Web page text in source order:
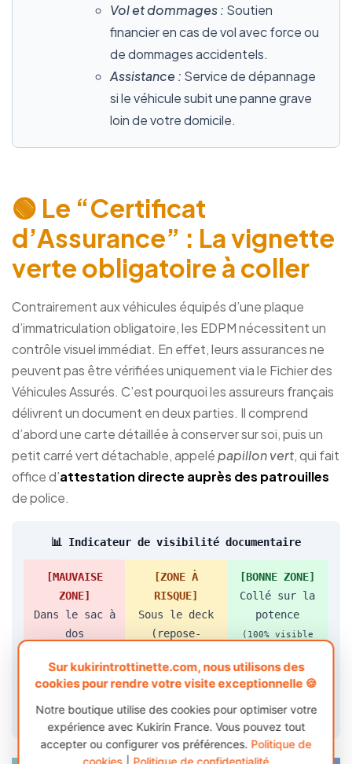
Vol et dommages : Soutien
financier en cas de vol avec force ou
de dommages accidentels.
Assistance : Service de dépannage
si le véhicule subit une panne grave
loin de votre domicile.
🟢 Le “Certificat
d’Assurance” : La vignette
verte obligatoire à coller
Contrairement aux véhicules équipés d’une plaque
d’immatriculation obligatoire, les EDPM nécessitent un
contrôle visuel immédiat. En effet, leurs assurances ne
peuvent pas être vérifiées uniquement via le Fichier des
Véhicules Assurés. C’est pourquoi les assureurs français
délivrent un document en deux parties. Il comprend
d’abord une carte détaillée à conserver sur soi, puis un
petit carré vert détachable, appelépapillon vert, qui fait
office d’attestation directe auprès des patrouilles
de police.
📊 Indicateur de visibilité documentaire
[MAUVAISE
ZONE]
Dans le sac à
dos
pour non-
visibilité)
[ZONE À
RISQUE]
Sous le deck
(repose-
(Sujet à
l’usure et aux
déchirures)
[BONNE ZONE]
Collé sur la
potence
(100% visible
Sur kukirintrottinette.com, nous utilisons des
cookies pour rendre votre visite exceptionnelle 🍪
Notre boutique utilise des cookies pour optimiser votre
expérience avec Kukirin France. Vous pouvez tout
accepter ou configurer vos préférences. Politique de
cookies
Politique de confidentialité